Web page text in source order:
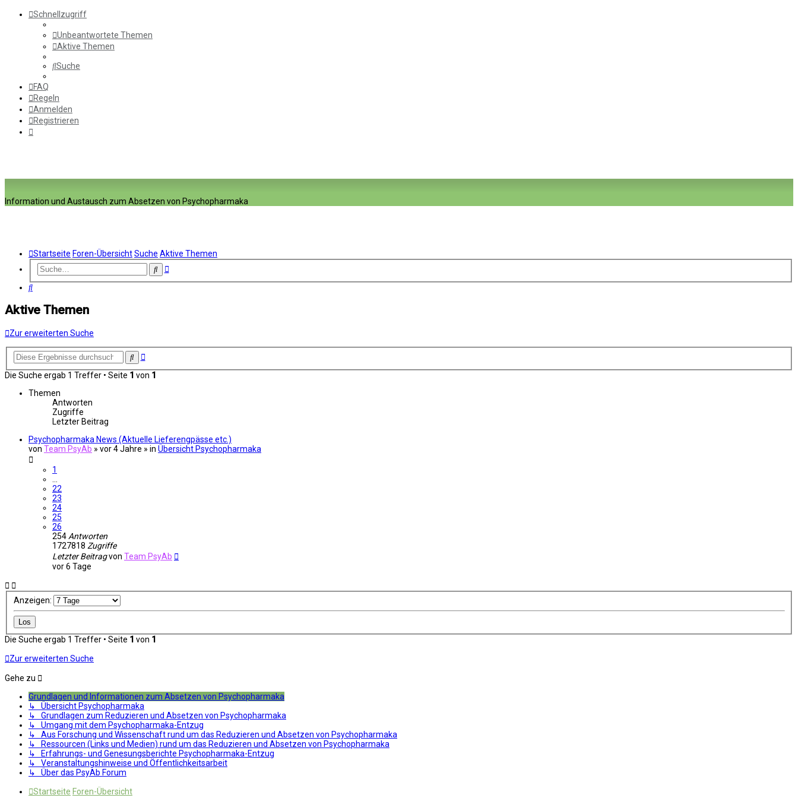
Schnellzugriff
Unbeantwortete Themen
Aktive Themen
Suche
FAQ
Regeln
Anmelden
Registrieren
Information und Austausch zum Absetzen von Psychopharmaka
Startseite Foren-ÜbersichtSuche Aktive Themen
SucheErweiterte
Suche
Aktive Themen
Zur erweiterten Suche
SucheErweiterte
Die Suche ergab 1 Treffer • Seite 1 von 1
Themen
Antworten
Zugriffe
Letzter Beitrag
Psychopharmaka News (Aktuelle Lieferengpässe etc.)
von Team PsyAb » vor 4 Jahre » in Übersicht Psychopharmaka
1
22
23
24
25
26
254 Antworten
1727818 Zugriffe
Letzter Beitragvon Team PsyAb
vor 6 Tage
Anzeigen:
Die Suche ergab 1 Treffer • Seite 1 von 1
Zur erweiterten Suche
Gehe zu
Grundlagen und Informationen zum Absetzen von Psychopharmaka
↳ Übersicht Psychopharmaka
↳ Grundlagen zum Reduzieren und Absetzen von Psychopharmaka
↳ Umgang mit dem Psychopharmaka-Entzug
↳ Aus Forschung und Wissenschaft rund um das Reduzieren und Absetzen von Psychopharmaka
↳ Ressourcen (Links und Medien) rund um das Reduzieren und Absetzen von Psychopharmaka
↳ Erfahrungs- und Genesungsberichte Psychopharmaka-Entzug
↳ Veranstaltungshinweise und Öffentlichkeitsarbeit
↳ Über das PsyAb Forum
Startseite Foren-Übersicht